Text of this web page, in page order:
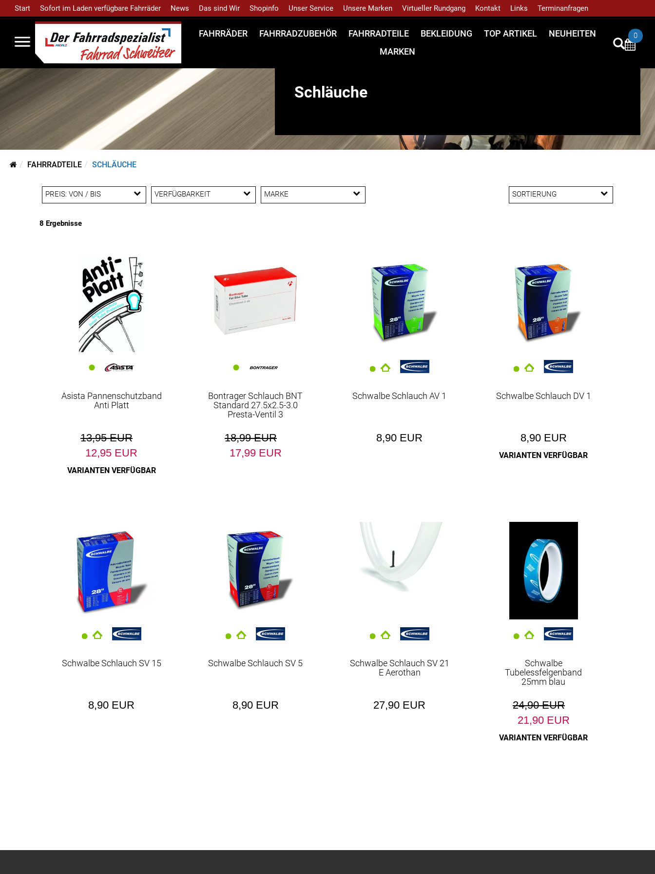
Start Sofort im Laden verfügbare Fahrräder News Das sind Wir Shopinfo Unser Service Unsere Marken Virtueller Rundgang Kontakt Links Terminanfragen
FAHRRÄDER FAHRRADZUBEHÖR FAHRRADTEILE BEKLEIDUNG TOP ARTIKEL
NEUHEITEN
MARKEN
0
Schläuche
FAHRRADTEILE SCHLÄUCHE
SORTIERUNG
PREIS: VON / BIS VERFÜGBARKEIT MARKE
8 Ergebnisse
Asista Pannenschutzband
Anti Platt
13,95 EUR
12,95 EUR
VARIANTEN VERFÜGBAR
Bontrager Schlauch BNT
Standard 27.5x2.5-3.0
Presta-Ventil 3
18,99 EUR
17,99 EUR
Schwalbe Schlauch AV 1
8,90 EUR
Schwalbe Schlauch DV 1
8,90 EUR
VARIANTEN VERFÜGBAR
Schwalbe Schlauch SV 15
8,90 EUR
Schwalbe Schlauch SV 5
8,90 EUR
Schwalbe Schlauch SV 21
E Aerothan
27,90 EUR
Schwalbe
Tubelessfelgenband
25mm blau
24,90 EUR
21,90 EUR
VARIANTEN VERFÜGBAR